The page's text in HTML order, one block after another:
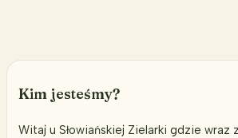
Kim jesteśmy?
Witaj u Słowiańskiej Zielarki gdzie wraz